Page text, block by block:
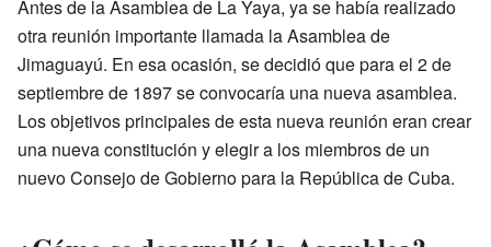
Antes de la Asamblea de La Yaya, ya se había realizado
otra reunión importante llamada la Asamblea de
Jimaguayú. En esa ocasión, se decidió que para el 2 de
septiembre de 1897 se convocaría una nueva asamblea.
Los objetivos principales de esta nueva reunión eran crear
una nueva constitución y elegir a los miembros de un
nuevo Consejo de Gobierno para la República de Cuba.